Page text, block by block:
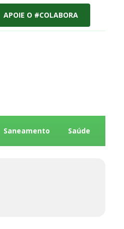
APOIE O #COLABORA
Saneamento Saúde